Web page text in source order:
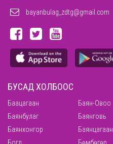
bayanbulag_zdtg@gmail.com
БУСАД ХОЛБООС
Баацагаан Баян-Овоо
Баянбулаг
Баянговь
Баянхонгор
Баянцагаан